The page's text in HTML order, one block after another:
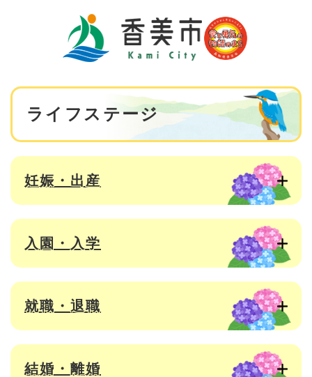
本
ライフステージ
妊娠・出産
入園・入学
就職・退職
結婚・離婚